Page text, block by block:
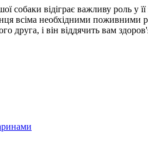
собаки відіграє важливу роль
всіма необхідними
друга, і він віддячить вам